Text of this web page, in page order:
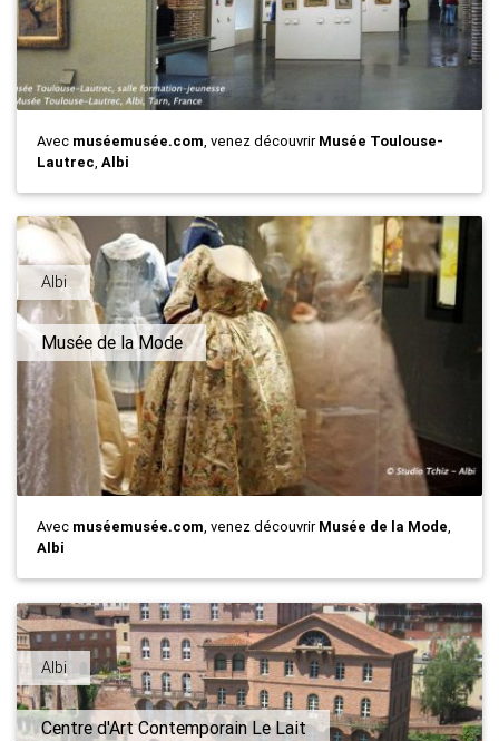
Avec muséemusée.com, venez découvrirMusée Toulouse-
Lautrec, Albi
Albi
Musée de la Mode
Avec muséemusée.com, venez découvrirMusée de la Mode,
Albi
Albi
Centre d'Art Contemporain Le Lait